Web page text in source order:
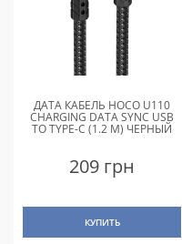
ДАТА КАБЕЛЬ HOCO U110
CHARGING DATA SYNC USB
TO TYPE-C (1.2 M) ЧЕРНЫЙ
209 грн
КУПИТЬ